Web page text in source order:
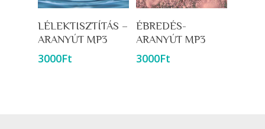
Kosárba Teszem
LÉLEKTISZTÍTÁS –
ARANYÚT MP3
3000Ft
Kosárba Teszem
ÉBREDÉS-
ARANYÚT MP3
3000Ft